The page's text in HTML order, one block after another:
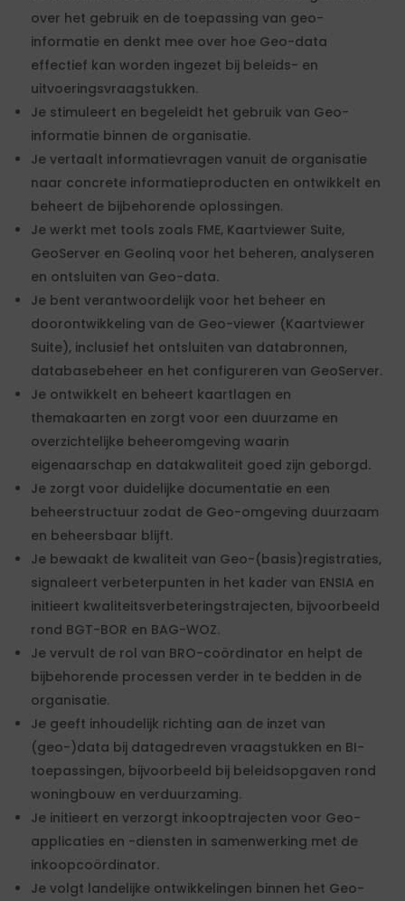
over het gebruik en de toepassing van geo-
informatie en denkt mee over hoe Geo-data
effectief kan worden ingezet bij beleids- en
uitvoeringsvraagstukken.
Je stimuleert en begeleidt het gebruik van Geo-
informatie binnen de organisatie.
Je vertaalt informatievragen vanuit de organisatie
naar concrete informatieproducten en ontwikkelt en
beheert de bijbehorende oplossingen.
Je werkt met tools zoals FME, Kaartviewer Suite,
GeoServer en Geolinq voor het beheren, analyseren
en ontsluiten van Geo-data.
Je bent verantwoordelijk voor het beheer en
doorontwikkeling van de Geo-viewer (Kaartviewer
Suite), inclusief het ontsluiten van databronnen,
databasebeheer en het configureren van GeoServer.
Je ontwikkelt en beheert kaartlagen en
themakaarten en zorgt voor een duurzame en
overzichtelijke beheeromgeving waarin
eigenaarschap en datakwaliteit goed zijn geborgd.
Je zorgt voor duidelijke documentatie en een
beheerstructuur zodat de Geo-omgeving duurzaam
en beheersbaar blijft.
Je bewaakt de kwaliteit van Geo-(basis)registraties,
signaleert verbeterpunten in het kader van ENSIA en
initieert kwaliteitsverbeteringstrajecten, bijvoorbeeld
rond BGT-BOR en BAG-WOZ.
Je vervult de rol van BRO-coördinator en helpt de
bijbehorende processen verder in te bedden in de
organisatie.
Je geeft inhoudelijk richting aan de inzet van
(geo-)data bij datagedreven vraagstukken en BI-
toepassingen, bijvoorbeeld bij beleidsopgaven rond
woningbouw en verduurzaming.
Je initieert en verzorgt inkooptrajecten voor Geo-
applicaties en -diensten in samenwerking met de
inkoopcoördinator.
Je volgt landelijke ontwikkelingen binnen het Geo-